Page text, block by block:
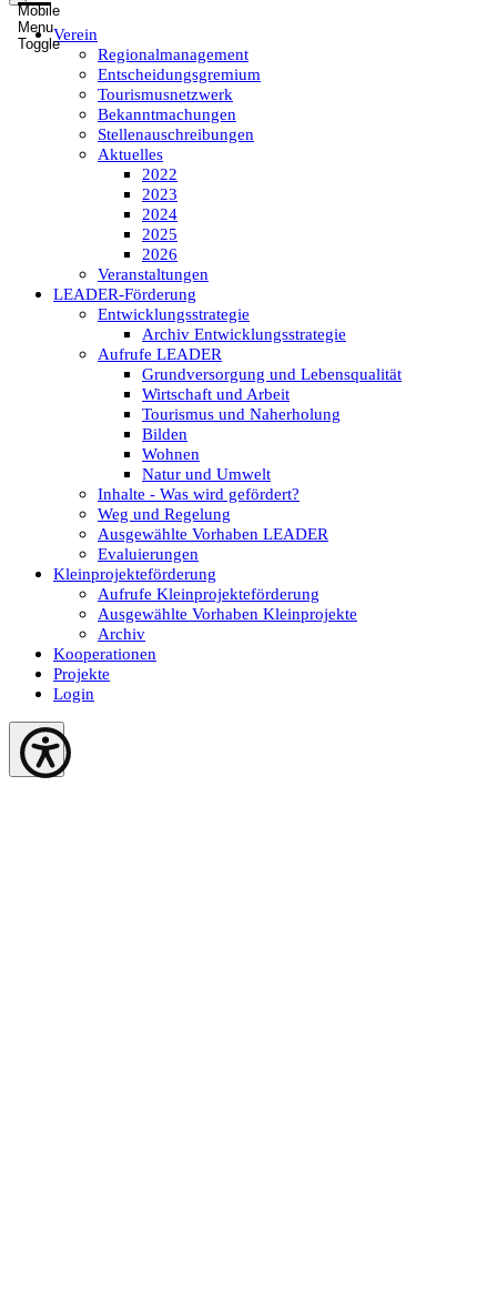
Mobile
Menu
Toggle
Verein
Regionalmanagement
Entscheidungsgremium
Tourismusnetzwerk
Bekanntmachungen
Stellenauschreibungen
Aktuelles
2022
2023
2024
2025
2026
Veranstaltungen
LEADER-Förderung
Entwicklungsstrategie
Archiv Entwicklungsstrategie
Aufrufe LEADER
Grundversorgung und Lebensqualität
Wirtschaft und Arbeit
Tourismus und Naherholung
Bilden
Wohnen
Natur und Umwelt
Inhalte - Was wird gefördert?
Weg und Regelung
Ausgewählte Vorhaben LEADER
Evaluierungen
Kleinprojekteförderung
Aufrufe Kleinprojekteförderung
Ausgewählte Vorhaben Kleinprojekte
Archiv
Kooperationen
Projekte
Login